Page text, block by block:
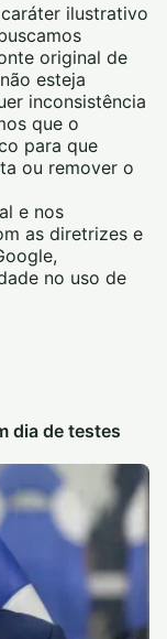
ilustrativo
original de
esteja
inconsistência
que o
para que
ou remover o
e nos
as diretrizes e
no uso de
dia de testes